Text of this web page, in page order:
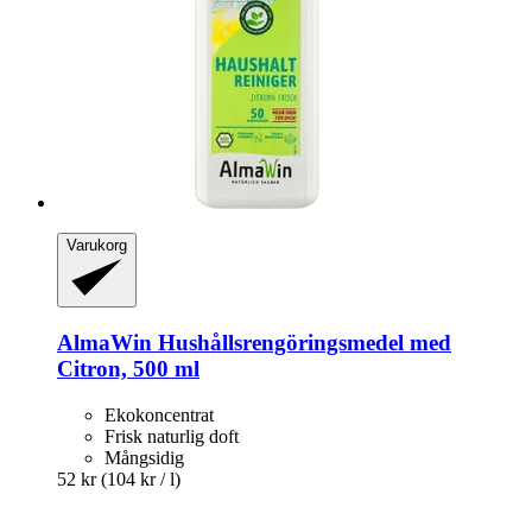
Varukorg
AlmaWin Hushållsrengöringsmedel med
Citron, 500 ml
Ekokoncentrat
Frisk naturlig doft
Mångsidig
52 kr (104 kr / l)